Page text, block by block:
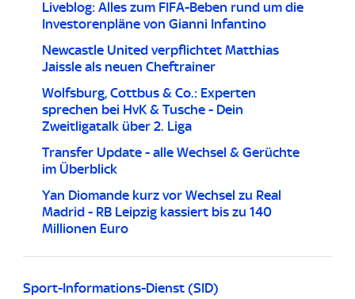
Liveblog: Alles zum FIFA-Beben rund um die
Investorenpläne von Gianni Infantino
Newcastle United verpflichtet Matthias
Jaissle als neuen Cheftrainer
Wolfsburg, Cottbus & Co.: Experten
sprechen bei HvK & Tusche - Dein
Zweitligatalk über 2. Liga
Transfer Update - alle Wechsel & Gerüchte
im Überblick
Yan Diomande kurz vor Wechsel zu Real
Madrid - RB Leipzig kassiert bis zu 140
Millionen Euro
Sport-Informations-Dienst (SID)